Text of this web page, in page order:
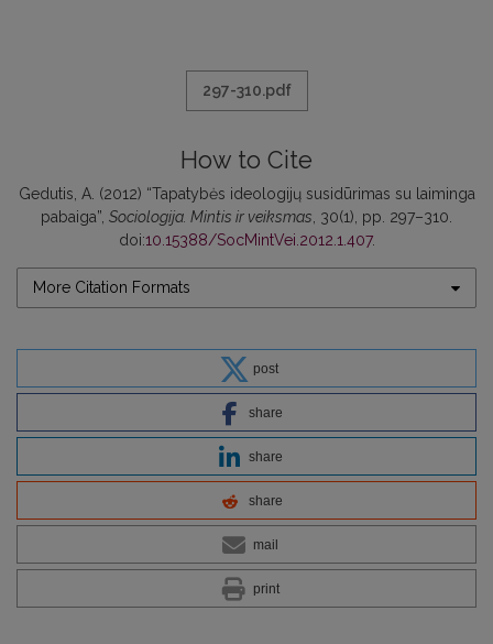
297-310.pdf
How to Cite
Gedutis, A. (2012) “Tapatybės ideologijų susidūrimas su laiminga
pabaiga”, Sociologija. Mintis ir veiksmas , 30(1), pp. 297–310.
doi:10.15388/SocMintVei.2012.1.407.
More Citation Formats
post
share
share
share
mail
print